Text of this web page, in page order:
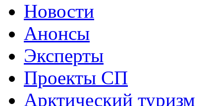
Новости
Анонсы
Эксперты
Проекты СП
Арктический туризм